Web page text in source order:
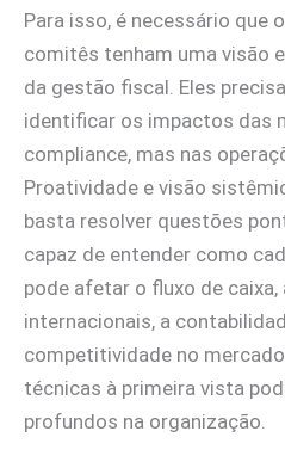
Para isso, é necessário que
comitês tenham uma visão
da gestão fiscal. Eles
identificar os impactos das
compliance, mas nas
Proatividade e visão
basta resolver questões
capaz de entender como
pode afetar o fluxo de caixa,
internacionais, a
competitividade no
técnicas à primeira vista
profundos na organização.